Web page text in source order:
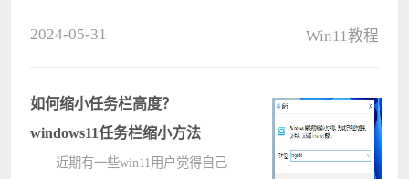
的，针对这两个问题，今天电脑系统
之家????
2024-05-31 Win11教程
如何缩小任务栏高度？
windows11任务栏缩小方法
近期有一些win11用户觉得自己